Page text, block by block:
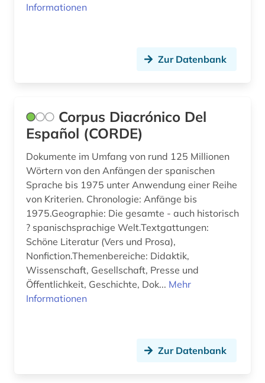
personenname (1)
phonologie (1)
phraseologie (1)
polnisch (1)
portugal (2)
portugiesisch (1)
psychologie (1)
pädagogik (1)
rohdaten (1)
Informationen
Zur Datenbank
Corpus Diacrónico Del
Español (CORDE)
Dokumente im Umfang von rund 125 Millionen
Wörtern von den Anfängen der spanischen
Sprache bis 1975 unter Anwendung einer Reihe
von Kriterien. Chronologie: Anfänge bis
1975.Geographie: Die gesamte - auch historisch
? spanischsprachige Welt.Textgattungen:
Schöne Literatur (Vers und Prosa),
Nonfiction.Themenbereiche: Didaktik,
Wissenschaft, Gesellschaft, Presse und
Öffentlichkeit, Geschichte, Dok... Mehr
Informationen
Zur Datenbank